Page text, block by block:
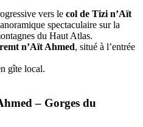
vers le col de Tizi n’Aït
spectaculaire sur la
du Haut Atlas.
n’Aït Ahmed, situé à l’entrée
gîte local.
– Gorges du